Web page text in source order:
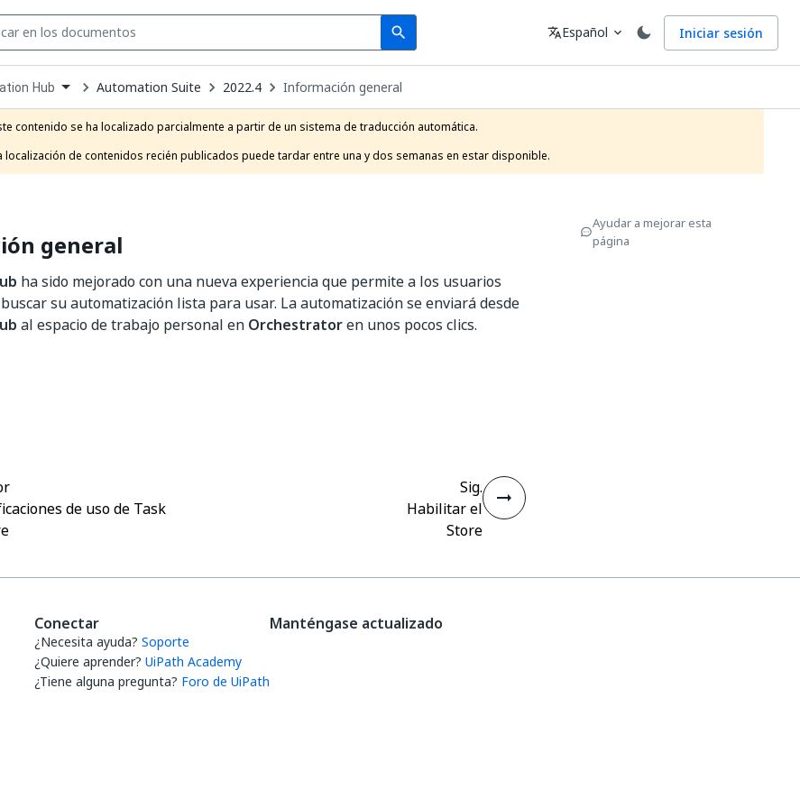
search
Search Idioma
translateEspañol expand_more Iniciar sesión
Hub Automation Suite 2022.4 Información general
contenido se ha localizado parcialmente a partir de un sistema de traducción automática.
localización de contenidos recién publicados puede tardar entre una y dos semanas en estar disponible.
general
ha sido mejorado con una nueva experiencia que permite a los usuarios
su automatización lista para usar. La automatización se enviará desde
al espacio de trabajo personal en Orchestratoren unos pocos clics.
Ayudar a mejorar esta
página
de uso de Task
Sig.
Habilitar el
Store
Conectar
¿Necesita ayuda? Soporte
¿Quiere aprender? UiPath Academy
¿Tiene alguna pregunta? Foro de UiPath
Manténgase actualizado